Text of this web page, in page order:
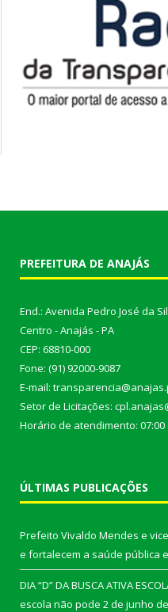
PREFEITURA DE ANAJÁS
End.: Avenida Pedro José da
Centro - Anajás - PA
CEP: 68810-000
Fone: (91) 92000-9087
E-mail:
Setor de Licitações:
Horário de atendimento: 07:00
ÚLTIMAS PUBLICAÇÕES
Prefeito Vivaldo Mendes e
e fortalecem a saúde pública
DIA “D” DA BUSCA ATIVA
escola não pode 2 de junho